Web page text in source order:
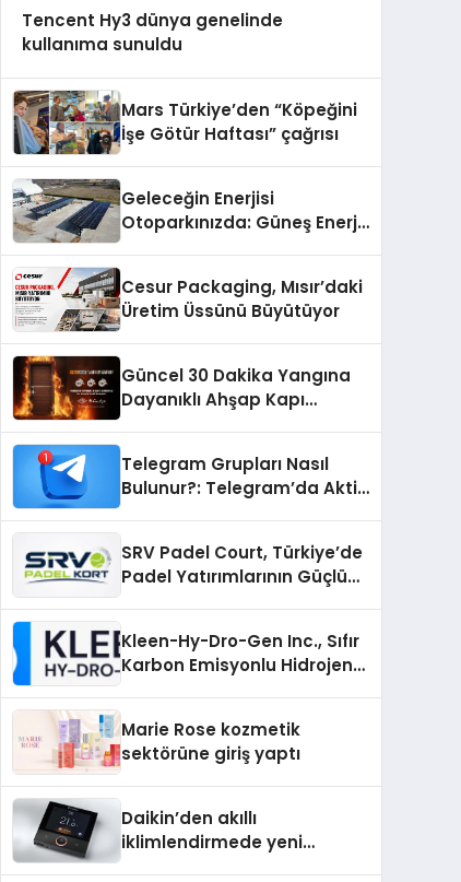
Tencent Hy3 dünya genelinde
kullanıma sunuldu
Mars Türkiye’den “Köpeğini
İşe Götür Haftası” çağrısı
Geleceğin Enerjisi
Otoparkınızda: Güneş Enerjili
Cesur Packaging, Mısır’daki
Üretim Üssünü Büyütüyor
Güncel 30 Dakika Yangına
Dayanıklı Ahşap Kapı
Telegram Grupları Nasıl
Bulunur?: Telegram’da Aktif
SRV Padel Court, Türkiye’de
Padel Yatırımlarının Güçlü
Kleen-Hy-Dro-Gen Inc., Sıfır
Karbon Emisyonlu Hidrojen
Aldı
Marie Rose kozmetik
sektörüne giriş yaptı
Daikin’den akıllı
iklimlendirmede yeni